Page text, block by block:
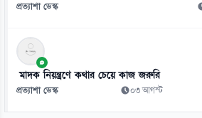
প্রত্যাশা ডেস্ক
মাদক নিয়ন্ত্রণে কথার চেয়ে কাজ জরুরি
প্রত্যাশা ডেস্ক ০৩ আগস্ট